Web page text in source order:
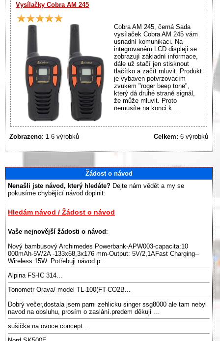
Vysílačky Cobra AM 245
Cobra AM 245, černá Sada
vysílaček Cobra AM 245 vám
usnadní komunikaci. Na
integrovaném LCD displeji se
zobrazují základní informace,
dále už stačí jen stisknout
tlačítko a začít mluvit. Produkt
je vybaven potvrzovacím
zvukem "roger beep tone",
který dá druhé straně signál,
že může mluvit. Proto
nemusíte na konci k...
Zobrazeno: 1-6 výrobků Celkem: 6 výrobků
Žádost o návod
Nenašli jste návod, který hledáte? Dejte nám vědět a my se
pokusíme chybějící návod doplnit:
Hledám návod / Žádost o návod
Vaše nejnovější žádosti o návod :
Nový bambusový Archimedes Powerbank-APW003-capacita:10
000mAh-5V/2A -133x68,3x176 mm-Output: 5V/2,1AFast Charging--
Wireless:15W. Potřebuji návod p...
Alpina FS-IC 314...
Tonometr Orava/ model TL-100(FT-CO2B...
Dobrý večer,dostala jsem parni zehlicku singer ssg8000 ale tam nebyl
navod na obsluhu, prosím o zaslání.predem děkuji ...
sušička na ovoce concept...